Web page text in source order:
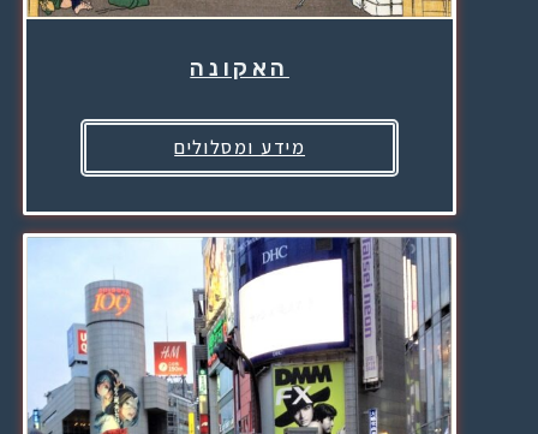
האקונה
מידע ומסלולים